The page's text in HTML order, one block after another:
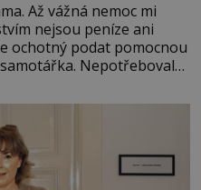
Až vážná nemoc mi
nejsou peníze ani
ochotný podat pomocnou
Nepotřebovala
po studiích jsem